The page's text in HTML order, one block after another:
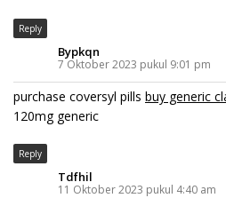
Reply
Bypkqn
7 Oktober 2023 pukul 9:01 pm
purchase coversyl pills buy generic
120mg generic
Reply
Tdfhil
11 Oktober 2023 pukul 4:40 am